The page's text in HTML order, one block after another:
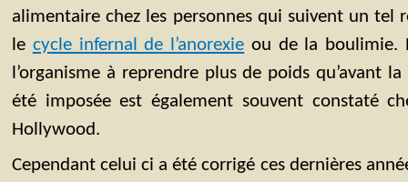
alimentaire chez les personnes qui suivent un tel
le cycle infernal de l’anorexie ou de la boulimie.
l’organisme à reprendre plus de poids qu’avant
été imposée est également souvent constaté
Hollywood.
Cependant celui ci a été corrigé ces dernières